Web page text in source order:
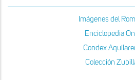
Imágenes del
Enciclopedia
Condex
Colección